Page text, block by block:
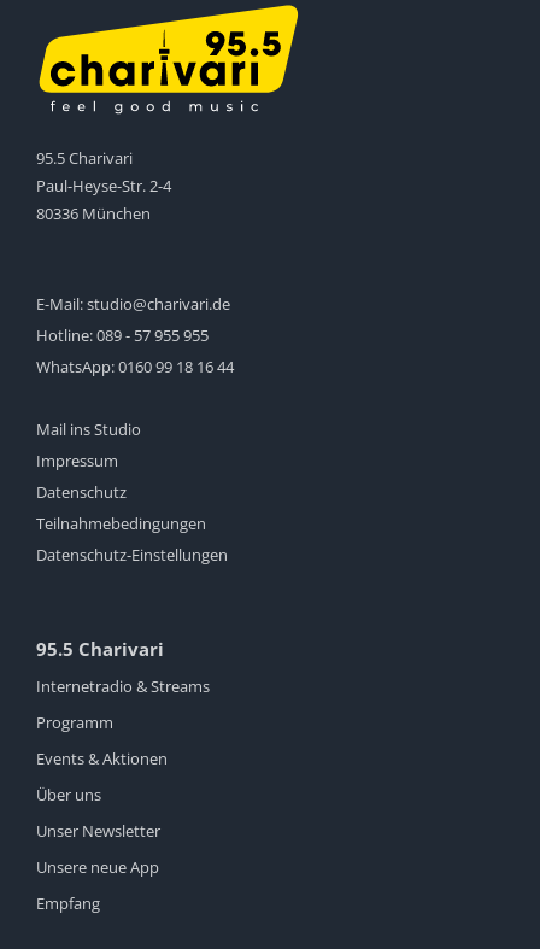
95.5 Charivari
Paul-Heyse-Str. 2-4
80336 München
E-Mail:studio@charivari.de
Hotline:089 - 57 955 955
WhatsApp:0160 99 18 16 44
Mail ins Studio
Impressum
Datenschutz
Teilnahmebedingungen
Datenschutz-Einstellungen
95.5 Charivari
Internetradio & Streams
Programm
Events & Aktionen
Über uns
Unser Newsletter
Unsere neue App
Empfang